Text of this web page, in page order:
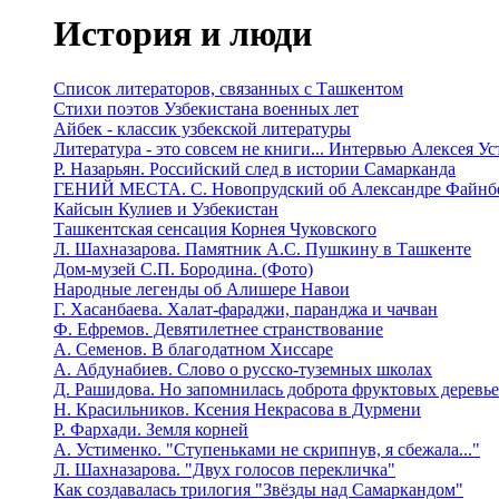
История и люди
Список литераторов, связанных с Ташкентом
Стихи поэтов Узбекистана военных лет
Айбек - классик узбекской литературы
Литература - это совсем не книги... Интервью Алексея
Р. Назарьян. Российский след в истории Самарканда
ГЕНИЙ МЕСТА. C. Новопрудский об Александре
Кайсын Кулиев и Узбекистан
Ташкентская сенсация Корнея Чуковского
Л. Шахназарова. Памятник А.С. Пушкину в Ташкенте
Дом-музей С.П. Бородина. (Фото)
Народные легенды об Алишере Навои
Г. Хасанбаева. Халат-фараджи, паранджа и чачван
Ф. Ефремов. Девятилетнее странствование
А. Семенов. В благодатном Хиссаре
А. Абдунабиев. Слово о русско-туземных школах
Д. Рашидова. Но запомнилась доброта фруктовых
Н. Красильников. Ксения Некрасова в Дурмени
Р. Фархади. Земля корней
А. Устименко. "Ступеньками не скрипнув, я сбежала..."
Л. Шахназарова. "Двух голосов перекличка"
Как создавалась трилогия "Звёзды над Самаркандом"